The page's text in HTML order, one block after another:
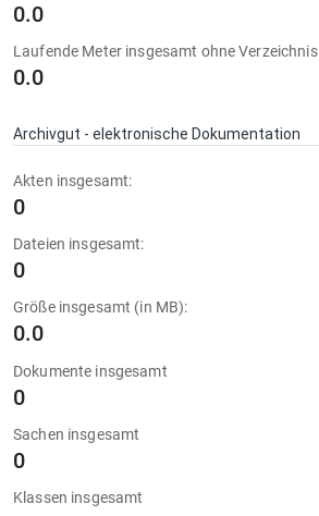
0.0
Laufende Meter insgesamt ohne Verzeichnis
0.0
Archivgut - elektronische Dokumentation
Akten insgesamt:
0
Dateien insgesamt:
0
Größe insgesamt (in MB):
0.0
Dokumente insgesamt
0
Sachen insgesamt
0
Klassen insgesamt